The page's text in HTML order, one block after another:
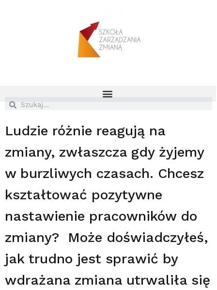
Ludzie różnie reagują na
zmiany, zwłaszcza gdy żyjemy
w burzliwych czasach. Chcesz
kształtować pozytywne
nastawienie pracowników do
zmiany? Może doświadczyłeś,
jak trudno jest sprawić by
wdrażana zmiana utrwaliła się